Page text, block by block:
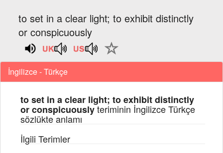
to set in a clear light; to exhibit distinctly
or conspicuously
İngilizce - Türkçe
to set in a clear light; to exhibit distinctly
or conspicuouslyteriminin İngilizce Türkçe
sözlükte anlamı
İlgili Terimler